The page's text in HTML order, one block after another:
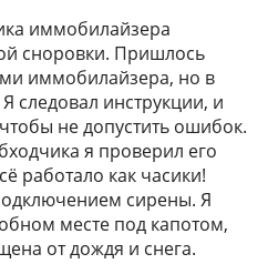
иммобилайзера
сноровки. Пришлось
иммобилайзера, но в
следовал инструкции, и
не допустить ошибок.
я проверил его
работало как часики!
сирены. Я
месте под капотом,
от дождя и снега.